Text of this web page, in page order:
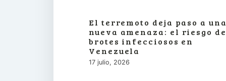
El terremoto deja paso a una
nueva amenaza: el riesgo de
brotes infecciosos en
Venezuela
17 julio, 2026